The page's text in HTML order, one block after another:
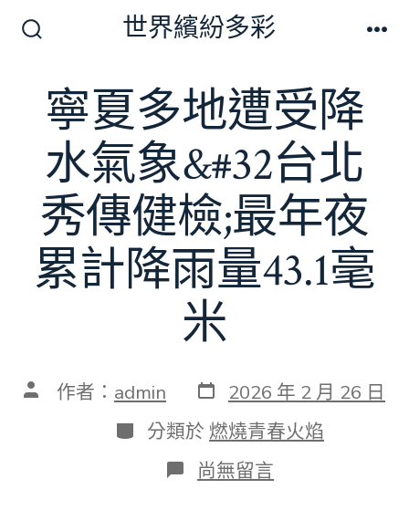
切
換
開
世界繽紛多彩
寧夏多地遭受降
水氣象&#32台北
秀傳健檢;最年夜
累計降雨量43.1毫
米
文 作者： admin 發
表
日
期
2026 年 2 月 26 日
分
類
分類於 燃燒青春火焰
在
〈寧
尚無留言